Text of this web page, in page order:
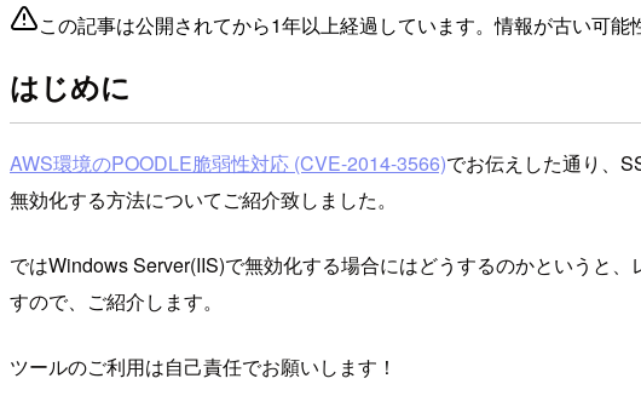
この記事は公開されてから1年以上経過しています。情報が古い可能
はじめに
AWS環境のPOODLE脆弱性対応 (CVE-2014-3566)でお伝えした通り、
無効化する方法についてご紹介致しました。
ではWindows Server(IIS)で無効化する場合にはどうするのかというと
すので、ご紹介します。
ツールのご利用は自己責任でお願いします！